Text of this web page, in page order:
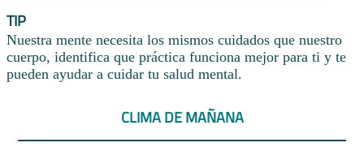
TIP
Nuestra mente necesita los mismos cuidados que nuestro
cuerpo, identifica que práctica funciona mejor para ti y te
pueden ayudar a cuidar tu salud mental.
CLIMA DE MAÑANA